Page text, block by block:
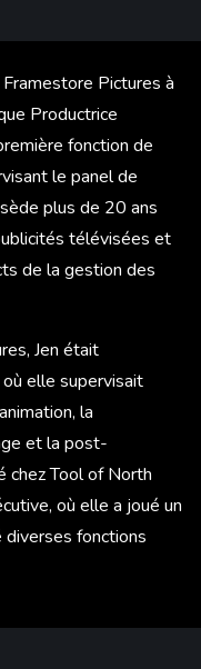
Pictures à
Productrice
fonction de
le panel de
plus de 20 ans
télévisées et
de la gestion des
Jen était
elle supervisait
la
et la post-
chez Tool of North
où elle a joué un
diverses fonctions